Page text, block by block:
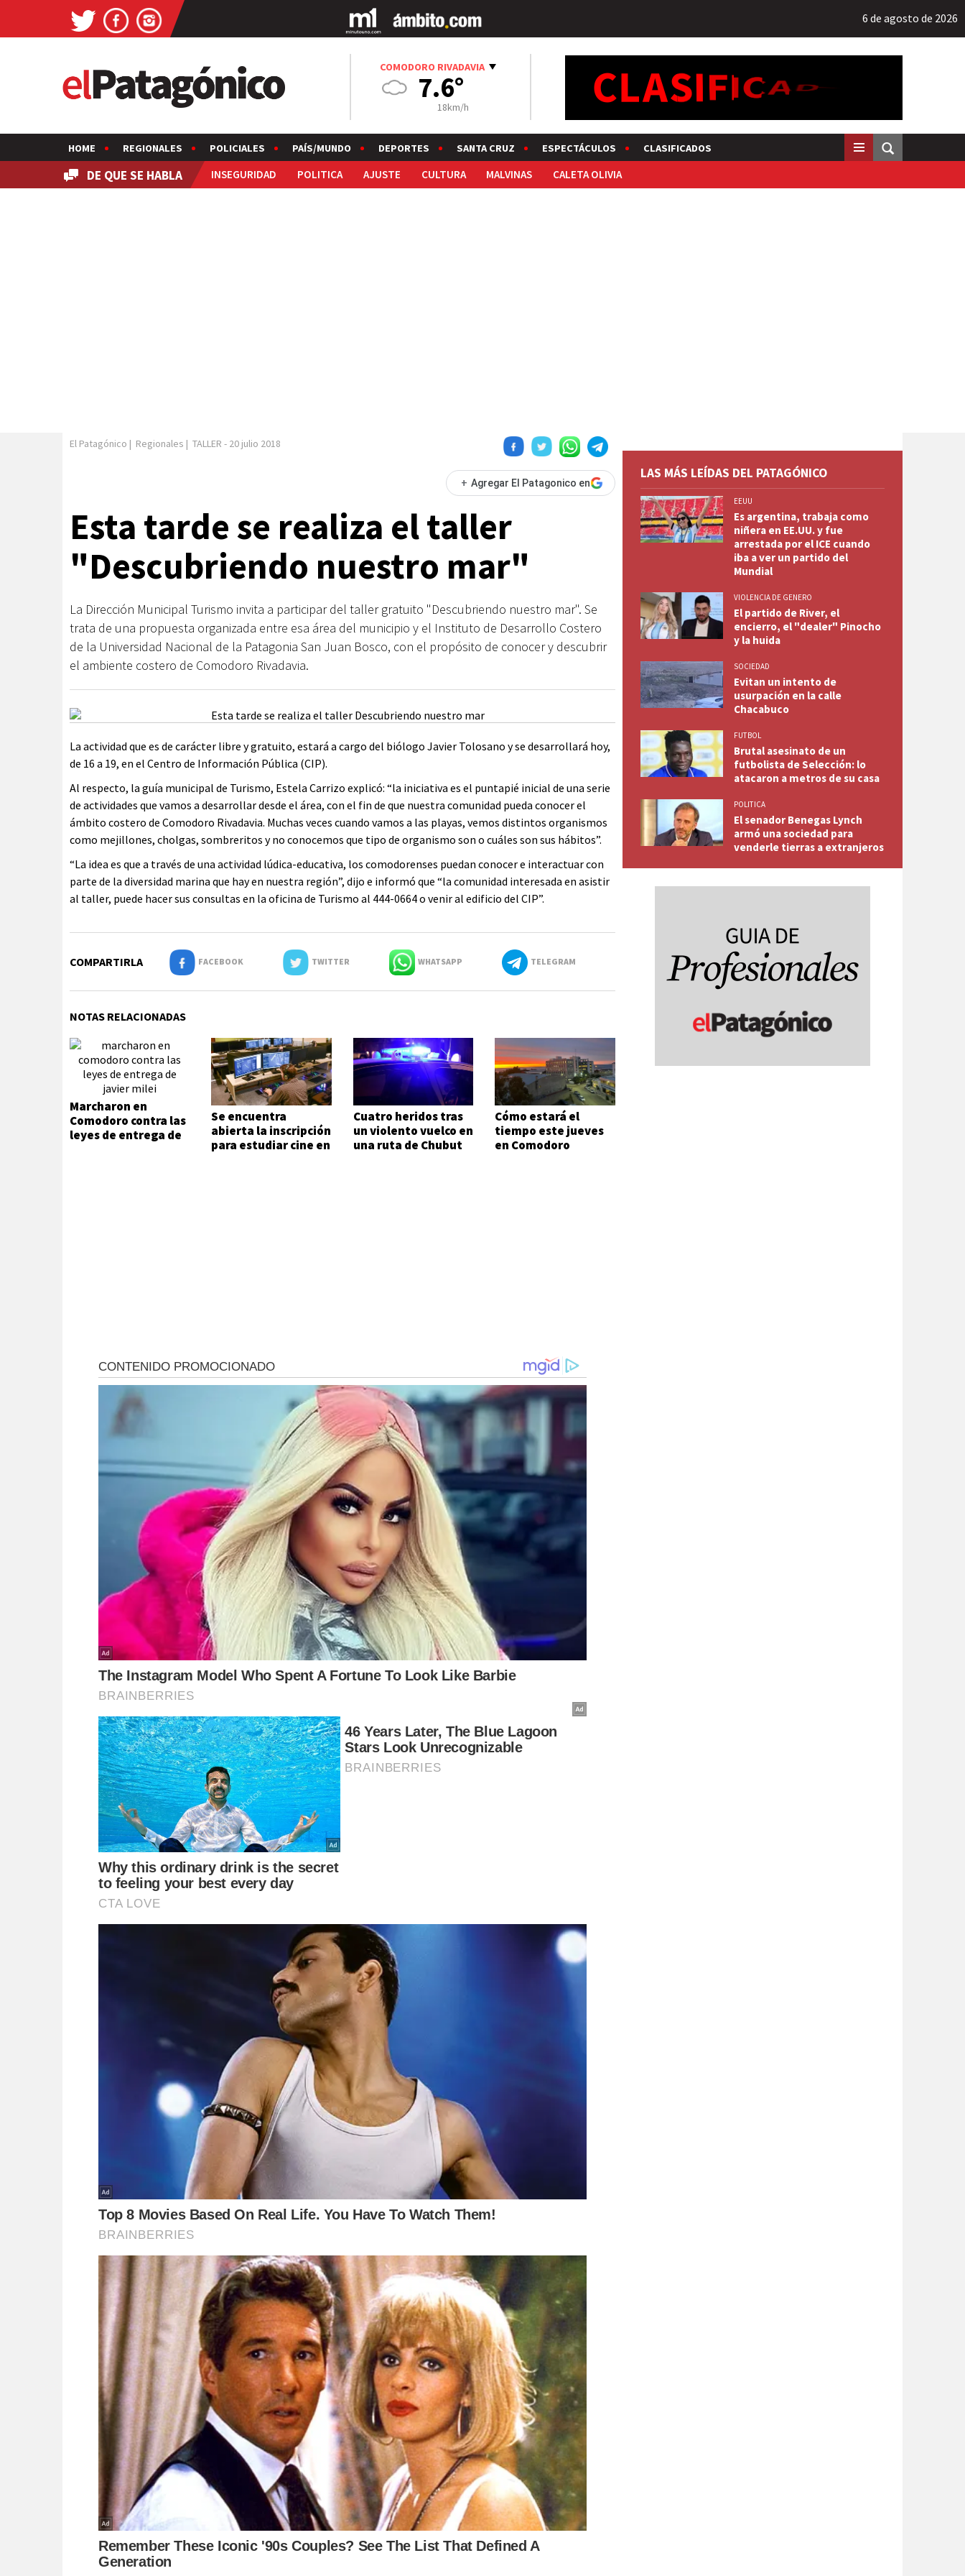
6 de agosto de 2026
COMODORO RIVADAVIA
7.6°
18km/h
HOME REGIONALES POLICIALES PAÍS/MUNDO DEPORTES SANTA CRUZ ESPECTÁCULOS CLASIFICADOS
DE QUE SE HABLA INSEGURIDAD POLITICA AJUSTE CULTURA MALVINAS CALETA OLIVIA
El Patagónico | Regionales | TALLER - 20 julio 2018
+ Agregar El Patagonico en
Esta tarde se realiza el taller
"Descubriendo nuestro mar"
La Dirección Municipal Turismo invita a participar del taller gratuito "Descubriendo nuestro mar". Se
trata de una propuesta organizada entre esa área del municipio y el Instituto de Desarrollo Costero
de la Universidad Nacional de la Patagonia San Juan Bosco, con el propósito de conocer y descubrir
el ambiente costero de Comodoro Rivadavia.
La actividad que es de carácter libre y gratuito, estará a cargo del biólogo Javier Tolosano y se desarrollará hoy,
de 16 a 19, en el Centro de Información Pública (CIP).
Al respecto, la guía municipal de Turismo, Estela Carrizo explicó: “la iniciativa es el puntapié inicial de una serie
de actividades que vamos a desarrollar desde el área, con el fin de que nuestra comunidad pueda conocer el
ámbito costero de Comodoro Rivadavia. Muchas veces cuando vamos a las playas, vemos distintos organismos
como mejillones, cholgas, sombreritos y no conocemos que tipo de organismo son o cuáles son sus hábitos”.
“La idea es que a través de una actividad lúdica-educativa, los comodorenses puedan conocer e interactuar con
parte de la diversidad marina que hay en nuestra región”, dijo e informó que “la comunidad interesada en asistir
al taller, puede hacer sus consultas en la oficina de Turismo al 444-0664 o venir al edificio del CIP”.
COMPARTIRLA FACEBOOK TWITTER WHATSAPP TELEGRAM
NOTAS RELACIONADAS
Marcharon en
Comodoro contra las
leyes de entrega de
Se encuentra
abierta la inscripción
para estudiar cine en
Cuatro heridos tras
un violento vuelco en
una ruta de Chubut
Cómo estará el
tiempo este jueves
en Comodoro
LAS MÁS LEÍDAS DEL PATAGÓNICO
EEUU
Es argentina, trabaja como
niñera en EE.UU. y fue
arrestada por el ICE cuando
iba a ver un partido del
Mundial
VIOLENCIA DE GENERO
El partido de River, el
encierro, el "dealer" Pinocho
y la huida
SOCIEDAD
Evitan un intento de
usurpación en la calle
Chacabuco
FUTBOL
Brutal asesinato de un
futbolista de Selección: lo
atacaron a metros de su casa
POLITICA
El senador Benegas Lynch
armó una sociedad para
venderle tierras a extranjeros